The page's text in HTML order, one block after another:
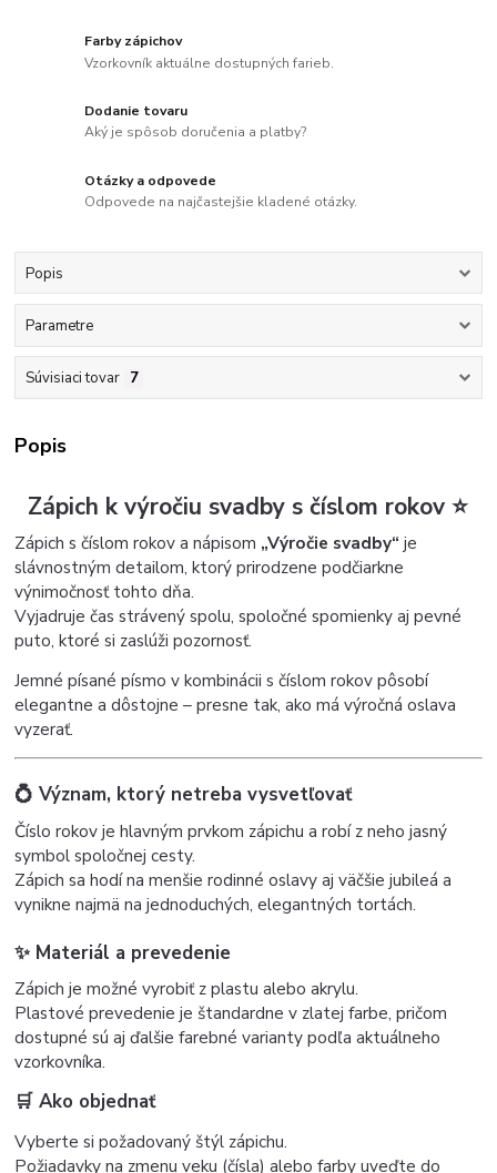
Farby zápichov
Vzorkovník aktuálne dostupných farieb.
Dodanie tovaru
Aký je spôsob doručenia a platby?
Otázky a odpovede
Odpovede na najčastejšie kladené otázky.
Popis
Parametre
Súvisiaci tovar 7
Popis
Zápich k výročiu svadby s číslom rokov ⭐
Zápich s číslom rokov a nápisom „Výročie svadby“ je
slávnostným detailom, ktorý prirodzene podčiarkne
výnimočnosť tohto dňa.
Vyjadruje čas strávený spolu, spoločné spomienky aj pevné
puto, ktoré si zaslúži pozornosť.
Jemné písané písmo v kombinácii s číslom rokov pôsobí
elegantne a dôstojne – presne tak, ako má výročná oslava
vyzerať.
💍 Význam, ktorý netreba vysvetľovať
Číslo rokov je hlavným prvkom zápichu a robí z neho jasný
symbol spoločnej cesty.
Zápich sa hodí na menšie rodinné oslavy aj väčšie jubileá a
vynikne najmä na jednoduchých, elegantných tortách.
✨ Materiál a prevedenie
Zápich je možné vyrobiť z plastu alebo akrylu.
Plastové prevedenie je štandardne v zlatej farbe, pričom
dostupné sú aj ďalšie farebné varianty podľa aktuálneho
vzorkovníka.
🛒 Ako objednať
Vyberte si požadovaný štýl zápichu.
Požiadavky na zmenu veku (čísla) alebo farby uveďte do